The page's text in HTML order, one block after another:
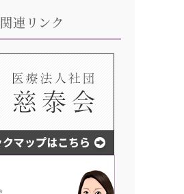
関連リンク